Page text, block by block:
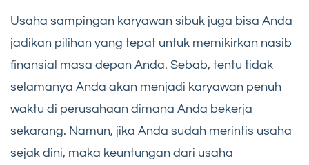
Usaha sampingan karyawan sibuk juga bisa Anda
jadikan pilihan yang tepat untuk memikirkan nasib
finansial masa depan Anda. Sebab, tentu tidak
selamanya Anda akan menjadi karyawan penuh
waktu di perusahaan dimana Anda bekerja
sekarang. Namun, jika Anda sudah merintis usaha
sejak dini, maka keuntungan dari usaha